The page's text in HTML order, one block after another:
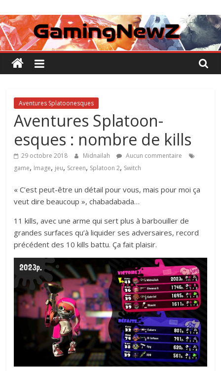
au
contenu
GamingNewZ
Tests
et
Actu
des
vidéo
Aventures Splatoonesques
Aventures Splatoon-
esques : nombre de kills
29 octobre 2018 Midnailah
Aucun commentaire
game, Image, jeu, Screen, Splatoon 2, Switch
« C’est peut-être un détail pour vous, mais pour moi ça
veut dire beaucoup », chabadabada…
11 kills, avec une arme qui sert plus à barbouiller de
grandes surfaces qu’à liquider ses adversaires, record
précédent des 10 kills battu. Ça fait plaisir.